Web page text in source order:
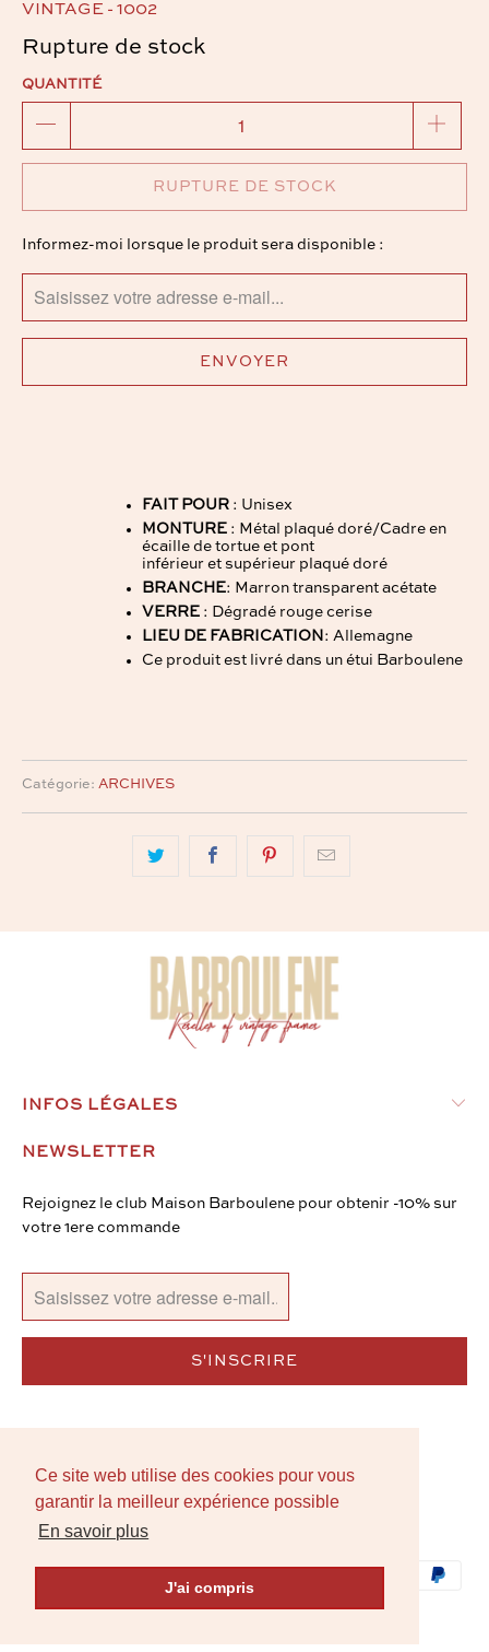
Ce site web utilise des cookies pour vous
garantir la meilleur expérience possible
En savoir plus
J'ai compris
Ce site web utilise des cookies pour vous
garantir la meilleur expérience possible
En savoir plus
J'ai compris
VINTAGE - 1002
Rupture de stock
QUANTITÉ
RUPTURE DE STOCK
TRANSLATION
FR.PRODUCTS.NOTIFY_FORM.DESCRIPTION:
Informez-moi lorsque le produit sera disponible :
FAIT POUR : Unisex
MONTURE : Métal plaqué doré/Cadre en
écaille de tortue et pont
inférieur et supérieur plaqué doré
BRANCHE: Marron transparent acétate
VERRE : Dégradé rouge cerise
LIEU DE FABRICATION : Allemagne
Ce produit est livré dans un étui Barboulene
Catégorie: ARCHIVES
INFOS LÉGALES
NEWSLETTER
Rejoignez le club Maison Barboulene pour obtenir -10% sur
votre 1ere commande